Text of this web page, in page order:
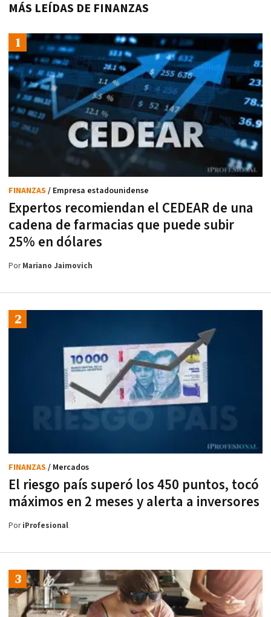
MÁS LEÍDAS DE FINANZAS
Expertos recomiendan el CEDEAR de una
cadena de farmacias que puede subir
25% en dólares
FINANZAS / Empresa estadounidense
PorMariano Jaimovich
El riesgo país superó los 450 puntos, tocó
máximos en 2 meses y alerta a inversores
FINANZAS / Mercados
PoriProfesional